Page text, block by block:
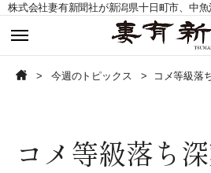
今週のトピックス
読者の声募集
今週のトピックス
読者の声募集
今週のトピックス コメ等級落
コメ等級落ち